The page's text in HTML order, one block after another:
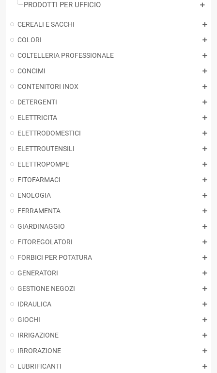
PRODOTTI PER UFFICIO
CEREALI E SACCHI
COLORI
COLTELLERIA PROFESSIONALE
CONCIMI
CONTENITORI INOX
DETERGENTI
ELETTRICITA
ELETTRODOMESTICI
ELETTROUTENSILI
ELETTROPOMPE
FITOFARMACI
ENOLOGIA
FERRAMENTA
GIARDINAGGIO
FITOREGOLATORI
FORBICI PER POTATURA
GENERATORI
GESTIONE NEGOZI
IDRAULICA
GIOCHI
IRRIGAZIONE
IRRORAZIONE
LUBRIFICANTI